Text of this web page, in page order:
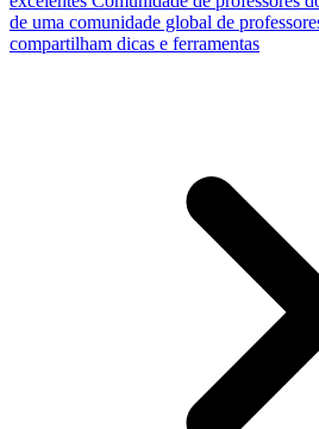
de uma comunidade global de
compartilham dicas e ferramentas